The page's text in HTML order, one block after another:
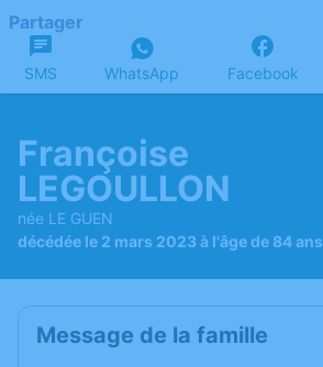
Partager
SMS WhatsApp Facebook
Françoise
LEGOULLON
née LE GUEN
décédée le 2 mars 2023 à l'âge de 84 ans
Message de la famille